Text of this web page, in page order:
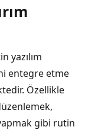
yazılım
entegre etme
Özellikle
gibi rutin